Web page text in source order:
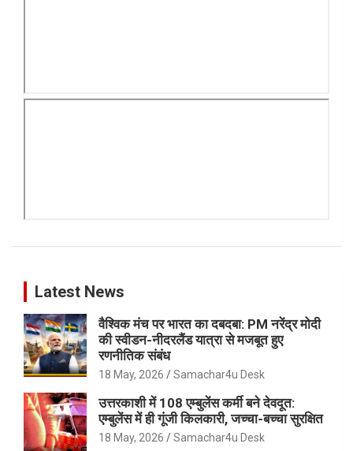
Latest News
वैश्विक मंच पर भारत का दबदबा: PM नरेंद्र मोदी
की स्वीडन-नीदरलैंड यात्रा से मजबूत हुए
रणनीतिक संबंध
18 May, 2026 Samachar4u Desk
उत्तरकाशी में 108 एम्बुलेंस कर्मी बने देवदूत:
एम्बुलेंस में ही गूंजी किलकारी, जच्चा-बच्चा सुरक्षित
18 May, 2026 Samachar4u Desk